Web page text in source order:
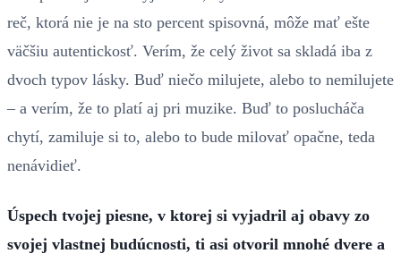
reč, ktorá nie je na sto percent spisovná, môže mať ešte
väčšiu autentickosť. Verím, že celý život sa skladá iba z
dvoch typov lásky. Buď niečo milujete, alebo to nemilujete
– a verím, že to platí aj pri muzike. Buď to poslucháča
chytí, zamiluje si to, alebo to bude milovať opačne, teda
nenávidieť.
Úspech tvojej piesne, v ktorej si vyjadril aj obavy zo
svojej vlastnej budúcnosti, ti asi otvoril mnohé dvere a